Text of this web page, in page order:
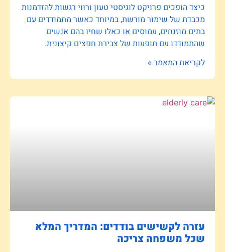
כיצד הופכים פרויקט לוגיסטי טעון ורווי רגשות להזדמנות
מכבדת של שימור מורשת, במיוחד כאשר מתמודדים עם
בתים מוזנחים, עמוסים או כאלו שחיו בהם אנשים
שהתמודדו עם תופעות של צבירת חפצים קיצונית.
לקריאת המאמר »
עזרה לקשישים בודדים: המדריך המלא
שכל משפחה צריכה